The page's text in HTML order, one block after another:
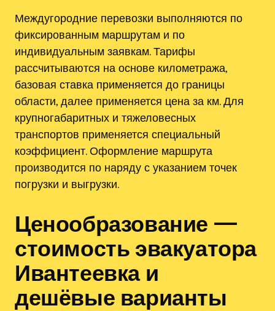
Междугородние перевозки выполняются по
фиксированным маршрутам и по
индивидуальным заявкам. Тарифы
рассчитываются на основе километража,
базовая ставка применяется до границы
области, далее применяется цена за км. Для
крупногабаритных и тяжеловесных
транспортов применяется специальный
коэффициент. Оформление маршрута
производится по наряду с указанием точек
погрузки и выгрузки.
Ценообразование —
стоимость эвакуатора
Ивантеевка и
дешёвые варианты